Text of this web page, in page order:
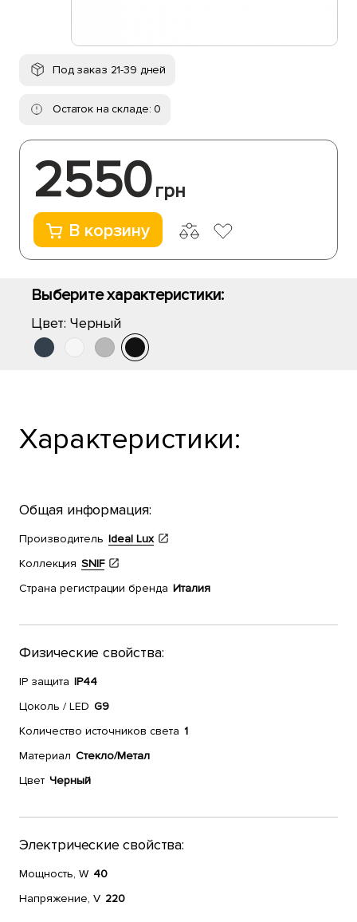
Под заказ 21-39 дней
Остаток на складе: 0
2550грн
В корзину
Выберите характеристики:
Цвет: Черный
Характеристики:
Общая информация:
Производитель Ideal Lux
Коллекция SNIF
Страна регистрации бренда Италия
Физические свойства:
IP защита IP44
Цоколь / LED G9
Количество источников света 1
Материал Стекло/Метал
Цвет Черный
Электрические свойства:
Мощность, W 40
Напряжение, V 220